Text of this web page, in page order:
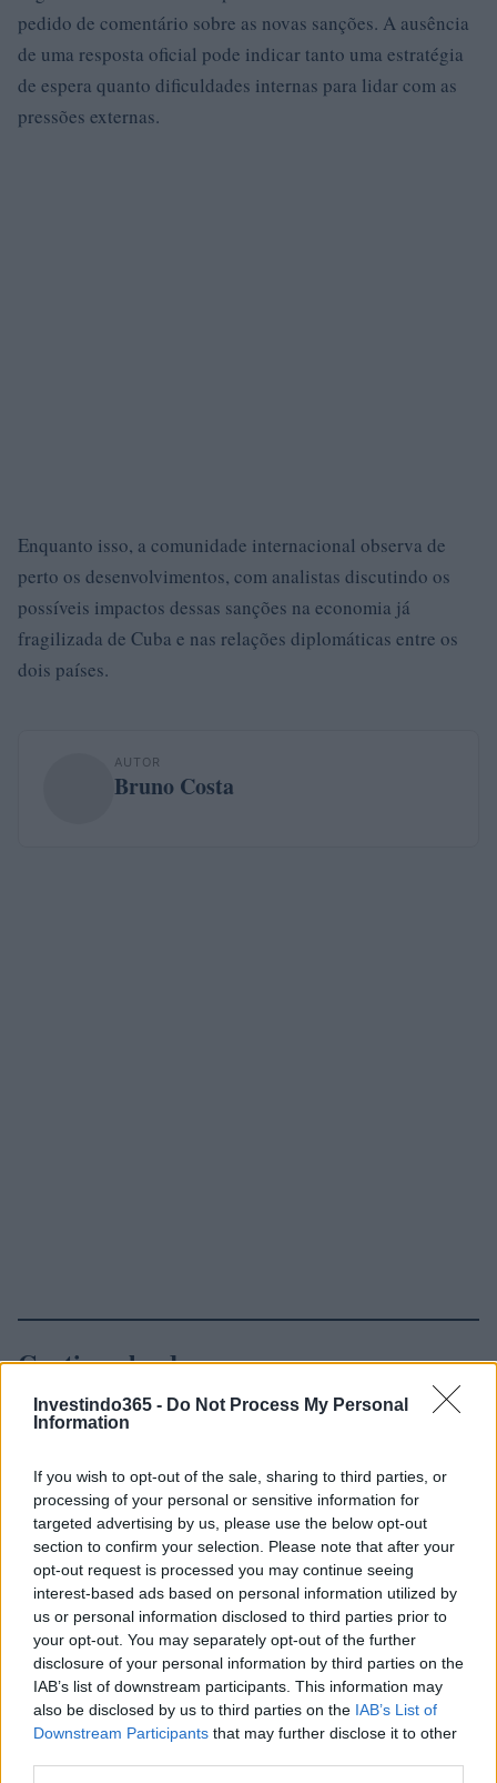
Investindo365 - Do Not Process My Personal
Information
If you wish to opt-out of the sale, sharing to third parties, or
processing of your personal or sensitive information for
targeted advertising by us, please use the below opt-out
section to confirm your selection. Please note that after your
opt-out request is processed you may continue seeing
interest-based ads based on personal information utilized by
us or personal information disclosed to third parties prior to
your opt-out. You may separately opt-out of the further
disclosure of your personal information by third parties on the
IAB’s list of downstream participants. This information may
also be disclosed by us to third parties on the IAB’s List of
Downstream Participants that may further disclose it to other
pedido de comentário sobre as novas sanções. A ausência
de uma resposta oficial pode indicar tanto uma estratégia
de espera quanto dificuldades internas para lidar com as
pressões externas.
Enquanto isso, a comunidade internacional observa de
perto os desenvolvimentos, com analistas discutindo os
possíveis impactos dessas sanções na economia já
fragilizada de Cuba e nas relações diplomáticas entre os
dois países.
AUTOR
Bruno Costa
Continue lendo
NEWS
Como as concessionárias de energia estão se adaptando aos
impactos das mudanças climáticas